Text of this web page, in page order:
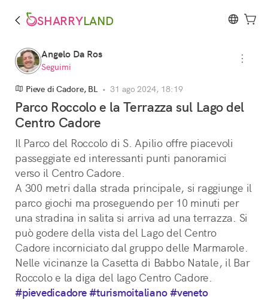
SHARRYLAND
Angelo Da Ros
Seguimi
Pieve di Cadore, BL •31 ago 2024, 18:19
Parco Roccolo e la Terrazza sul Lago del
Centro Cadore
Il Parco del Roccolo di S. Apilio offre piacevoli
passeggiate ed interessanti punti panoramici
verso il Centro Cadore.
A 300 metri dalla strada principale, si raggiunge il
parco giochi ma proseguendo per 10 minuti per
una stradina in salita si arriva ad una terrazza. Si
può godere della vista del Lago del Centro
Cadore incorniciato dal gruppo delle Marmarole.
Nelle vicinanze la Casetta di Babbo Natale, il Bar
Roccolo e la diga del lago Centro Cadore.
#pievedicadore #turismoitaliano #veneto